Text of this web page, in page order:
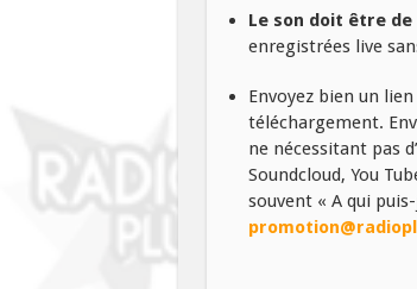
Le son doit être
enregistrées live
Envoyez bien un
téléchargement.
ne nécessitant pas
Soundcloud, You
souvent « A qui